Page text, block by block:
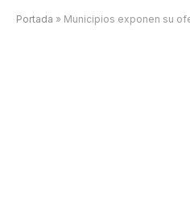
Portada » Municipios exponen su oferta